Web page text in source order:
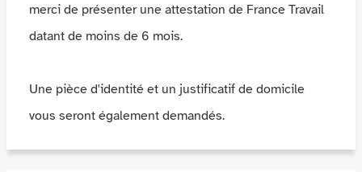
merci de présenter une attestation de France Travail
datant de moins de 6 mois.
Une pièce d'identité et un justificatif de domicile
vous seront également demandés.